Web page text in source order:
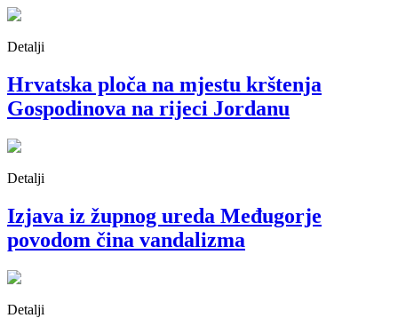
Detalji
Hrvatska ploča na mjestu krštenja
Gospodinova na rijeci Jordanu
Detalji
Izjava iz župnog ureda Međugorje
povodom čina vandalizma
Detalji